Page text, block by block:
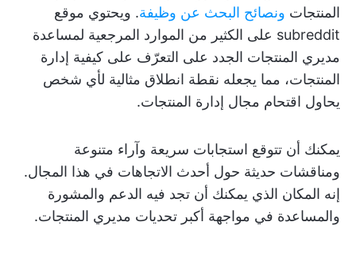
المنتجات ونصائح البحث عن وظيفة. ويحتوي موقع
subreddit على الكثير من الموارد المرجعية لمساعدة
مديري المنتجات الجدد على التعرّف على كيفية إدارة
المنتجات، مما يجعله نقطة انطلاق مثالية لأي شخص
يحاول اقتحام مجال إدارة المنتجات.
يمكنك أن تتوقع استجابات سريعة وآراء متنوعة
ومناقشات حديثة حول أحدث الاتجاهات في هذا المجال.
إنه المكان الذي يمكنك أن تجد فيه الدعم والمشورة
والمساعدة في مواجهة أكبر تحديات مديري المنتجات.